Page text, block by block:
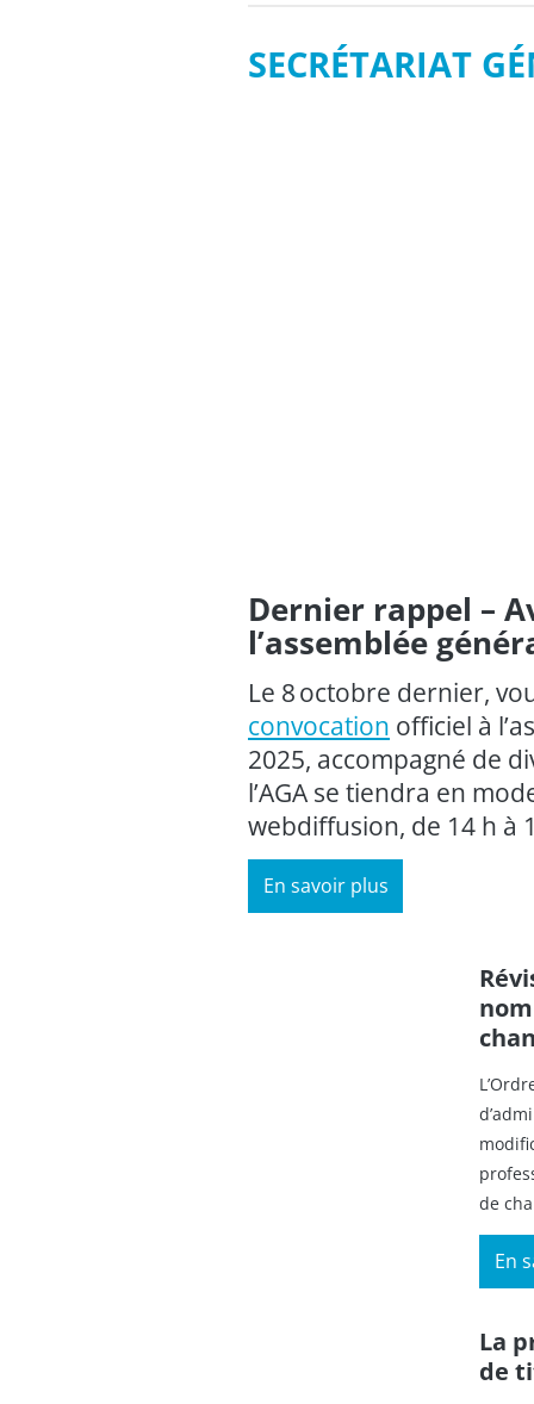
SECRÉTARIAT
Dernier rappel –
l’assemblée
Le 8 octobre dernier,
convocation officiel à
2025, accompagné de
l’AGA se tiendra en
webdiffusion, de 14 h à
En savoir plus
de
En
La
de